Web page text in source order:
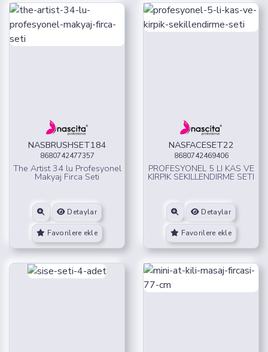
NASBRUSHSET184
8680742477357
The Artist 34 lu Profesyonel
Makyaj Firca Seti
Detaylar
Favorilere ekle
NASFACESET22
8680742469406
PROFESYONEL 5 LI KAS VE
KIRPIK SEKILLENDIRME SETI
Detaylar
Favorilere ekle